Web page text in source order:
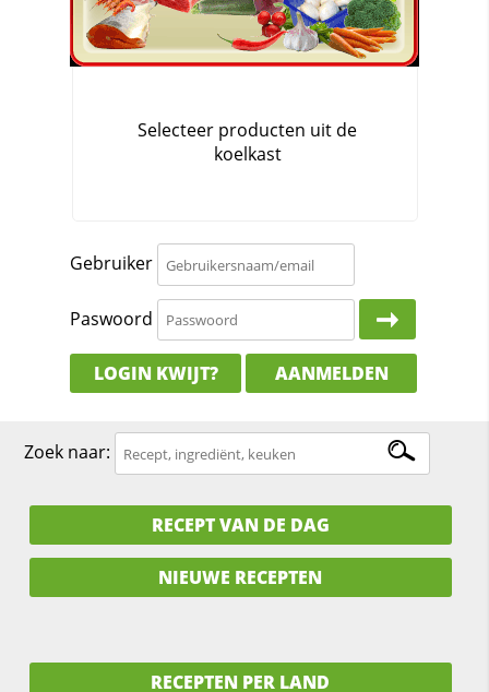
Gebruiker
Paswoord
LOGIN KWIJT? AANMELDEN
Zoek naar:
RECEPT VAN DE DAG
NIEUWE RECEPTEN
RECEPTEN PER LAND